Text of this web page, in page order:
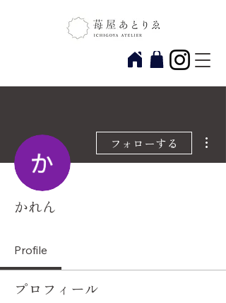
フォローする
かれん
Profile
プロフィール